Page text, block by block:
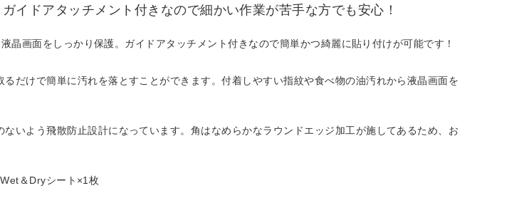
イドアタッチメント付きなので細かい作業が苦手な方でも安心！
画面をしっかり保護。ガイドアタッチメント付きなので簡単かつ綺麗に貼り付けが可能です！
だけで簡単に汚れを落とすことができます。付着しやすい指紋や食べ物の油汚れから液晶画面を
いよう飛散防止設計になっています。角はなめらかなラウンドエッジ加工が施してあるため、お
＆Dryシート×1枚